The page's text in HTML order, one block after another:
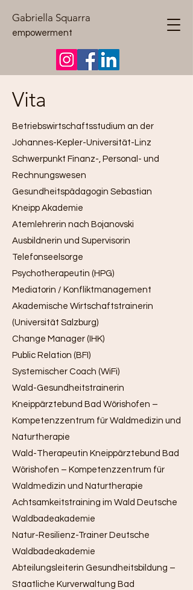
Gabriella Squarra
empowerment
Vita
Betriebswirtschaftsstudium an der
Johannes-Kepler-Universität-Linz
Schwerpunkt Finanz-, Personal- und
Rechnungswesen
Gesundheitspädagogin Sebastian
Kneipp Akademie
Atemlehrerin nach Bojanovski
Ausbildnerin und Supervisorin
Telefonseelsorge
Psychotherapeutin (HPG)
Mediatorin / Konfliktmanagement
Akademische Wirtschaftstrainerin
(Universität Salzburg)
Change Manager (IHK)
Public Relation (BFI)
Systemischer Coach (WiFi)
Wald-Gesundheitstrainerin
Kneippärztebund Bad Wörishofen –
Kompetenzzentrum für Waldmedizin und
Naturtherapie
Wald-Therapeutin Kneippärztebund Bad
Wörishofen – Kompetenzzentrum für
Waldmedizin und Naturtherapie
Achtsamkeitstraining im Wald Deutsche
Waldbadeakademie
Natur-Resilienz-Trainer Deutsche
Waldbadeakademie
Abteilungsleiterin Gesundheitsbildung –
Staatliche Kurverwaltung Bad